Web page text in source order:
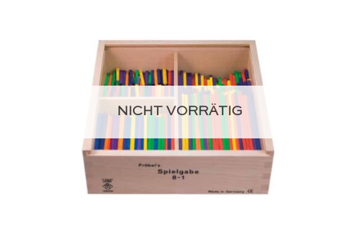
NICHT VORRÄTIG